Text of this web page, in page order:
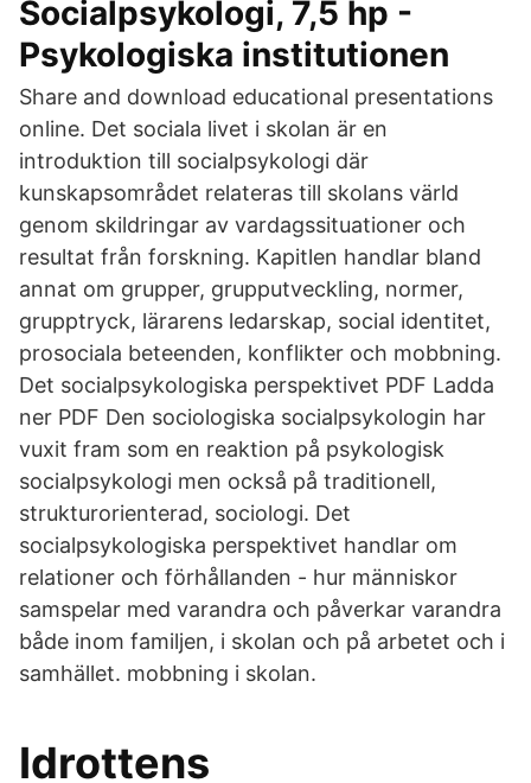
Socialpsykologi, 7,5 hp -
Psykologiska institutionen
Share and download educational presentations
online. Det sociala livet i skolan är en
introduktion till socialpsykologi där
kunskapsområdet relateras till skolans värld
genom skildringar av vardagssituationer och
resultat från forskning. Kapitlen handlar bland
annat om grupper, grupputveckling, normer,
grupptryck, lärarens ledarskap, social identitet,
prosociala beteenden, konflikter och mobbning.
Det socialpsykologiska perspektivet PDF Ladda
ner PDF Den sociologiska socialpsykologin har
vuxit fram som en reaktion på psykologisk
socialpsykologi men också på traditionell,
strukturorienterad, sociologi. Det
socialpsykologiska perspektivet handlar om
relationer och förhållanden - hur människor
samspelar med varandra och påverkar varandra
både inom familjen, i skolan och på arbetet och i
samhället. mobbning i skolan.
Idrottens